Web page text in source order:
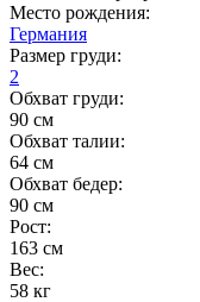
Место рождения:
Германия
Размер груди:
2
Обхват груди:
90 см
Обхват талии:
64 см
Обхват бедер:
90 см
Рост:
163 см
Вес:
58 кг